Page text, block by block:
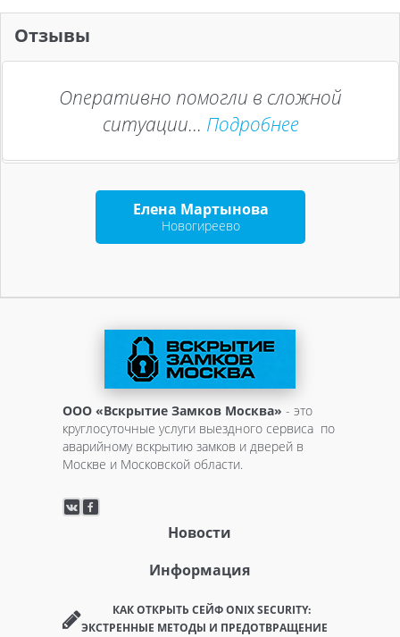
Отзывы
Оперативно помогли в сложной
ситуации... Подробнее
Елена Мартынова
Новогиреево
ООО «Вскрытие Замков Москва» - это
круглосуточные услуги выездного сервиса по
аварийному вскрытию замков и дверей в
Москве и Московской области.
Новости
Информация
КАК ОТКРЫТЬ СЕЙФ ONIX SECURITY:
ЭКСТРЕННЫЕ МЕТОДЫ И ПРЕДОТВРАЩЕНИЕ